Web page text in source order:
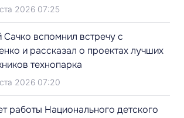
2026 07:25
Сачко вспомнил встречу с
и рассказал о проектах лучших
технопарка
2026 07:20
работы Национального детского